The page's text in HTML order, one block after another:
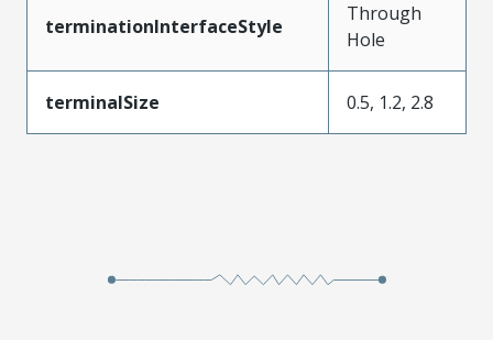
terminationInterfaceStyle
Through
Hole
terminalSize 0.5, 1.2, 2.8